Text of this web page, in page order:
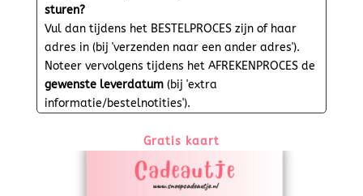
sturen?
Vul dan tijdens het BESTELPROCES zijn of haar
adres in (bij 'verzenden naar een ander adres').
Noteer vervolgens tijdens het AFREKENPROCES de
gewenste leverdatum(bij 'extra
informatie/bestelnotities').
Gratis kaart